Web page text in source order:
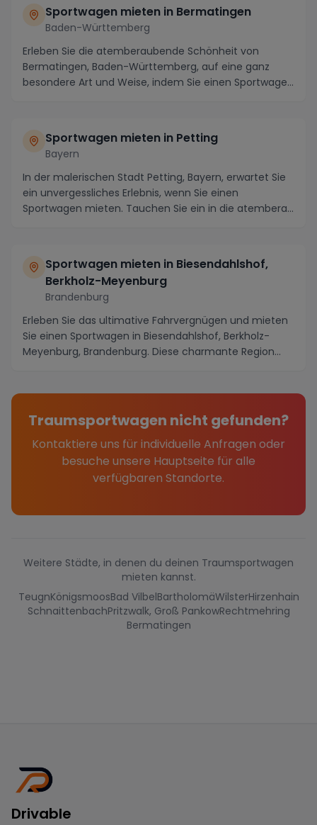
Sportwagen mieten in Bermatingen
Baden-Württemberg
Erleben Sie die atemberaubende Schönheit von
Bermatingen, Baden-Württemberg, auf eine ganz
besondere Art und Weise, indem Sie einen Sportwagen
Sportwagen mieten in Petting
Bayern
In der malerischen Stadt Petting, Bayern, erwartet Sie
ein unvergessliches Erlebnis, wenn Sie einen
Sportwagen mieten. Tauchen Sie ein in die atembera...
Sportwagen mieten in Biesendahlshof,
Berkholz-Meyenburg
Brandenburg
Erleben Sie das ultimative Fahrvergnügen und mieten
Sie einen Sportwagen in Biesendahlshof, Berkholz-
Meyenburg, Brandenburg. Diese charmante Region
Traumsportwagen nicht gefunden?
Kontaktiere uns für individuelle Anfragen oder
besuche unsere Hauptseite für alle
verfügbaren Standorte.
Weitere Städte, in denen du deinen Traumsportwagen
mieten kannst.
TeugnKönigsmoosBad VilbelBartholomäWilsterHirzenhain
SchnaittenbachPritzwalk, Groß PankowRechtmehring
Bermatingen
Drivable